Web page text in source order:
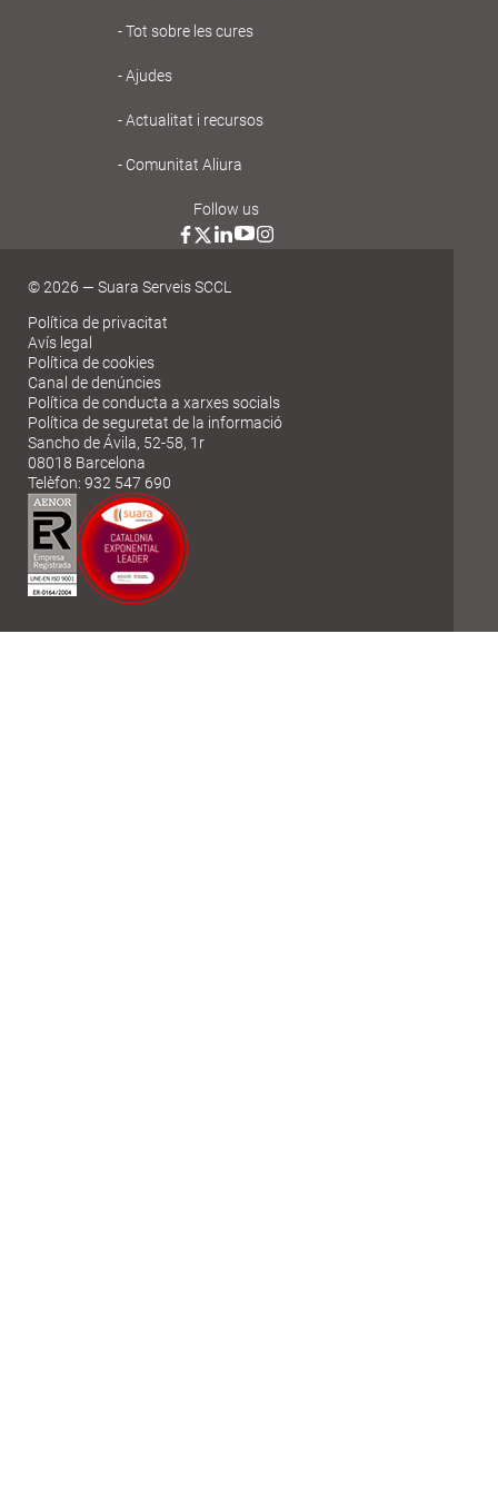
Gent
Gran
Tot sobre les cures
Ajudes
Actualitat i recursos
Comunitat Aliura
Follow us
© 2026 — Suara Serveis SCCL
Política de privacitat
Avís legal
Política de cookies
Canal de denúncies
Política de conducta a xarxes socials
Política de seguretat de la informació
Sancho de Ávila, 52-58, 1r
08018 Barcelona
Telèfon: 932 547 690